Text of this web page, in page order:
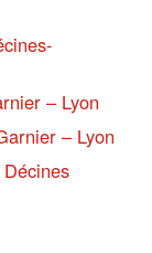
– Lyon
– Lyon